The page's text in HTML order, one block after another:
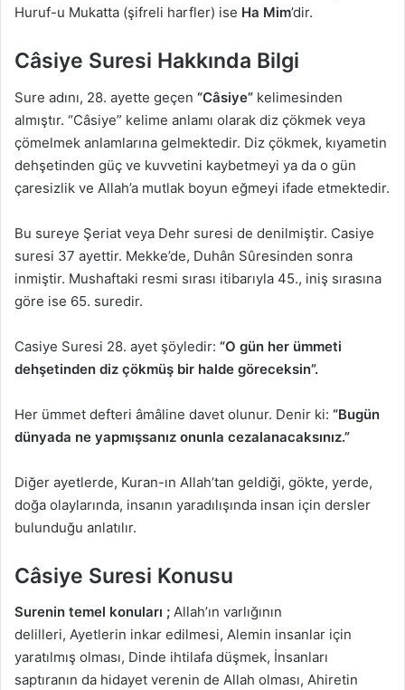
Huruf-u Mukatta (şifreli harfler) ise Ha Mim’dir.
Câsiye Suresi Hakkında Bilgi
Sure adını, 28. ayette geçen “Câsiye” kelimesinden
almıştır. “Câsiye” kelime anlamı olarak diz çökmek veya
çömelmek anlamlarına gelmektedir. Diz çökmek, kıyametin
dehşetinden güç ve kuvvetini kaybetmeyi ya da o gün
çaresizlik ve Allah’a mutlak boyun eğmeyi ifade etmektedir.
Bu sureye Şeriat veya Dehr suresi de denilmiştir. Casiye
suresi 37 ayettir. Mekke’de, Duhân Sûresinden sonra
inmiştir. Mushaftaki resmi sırası itibarıyla 45., iniş sırasına
göre ise 65. suredir.
Casiye Suresi 28. ayet şöyledir: “O gün her ümmeti
dehşetinden diz çökmüş bir halde göreceksin”.
Her ümmet defteri âmâline davet olunur. Denir ki: “Bugün
dünyada ne yapmışsanız onunla cezalanacaksınız.”
Diğer ayetlerde, Kuran-ın Allah’tan geldiği, gökte, yerde,
doğa olaylarında, insanın yaradılışında insan için dersler
bulunduğu anlatılır.
Câsiye Suresi Konusu
Surenin temel konuları ; Allah’ın varlığının
delilleri, Ayetlerin inkar edilmesi, Alemin insanlar için
yaratılmış olması, Dinde ihtilafa düşmek, İnsanları
saptıranın da hidayet verenin de Allah olması, Ahiretin